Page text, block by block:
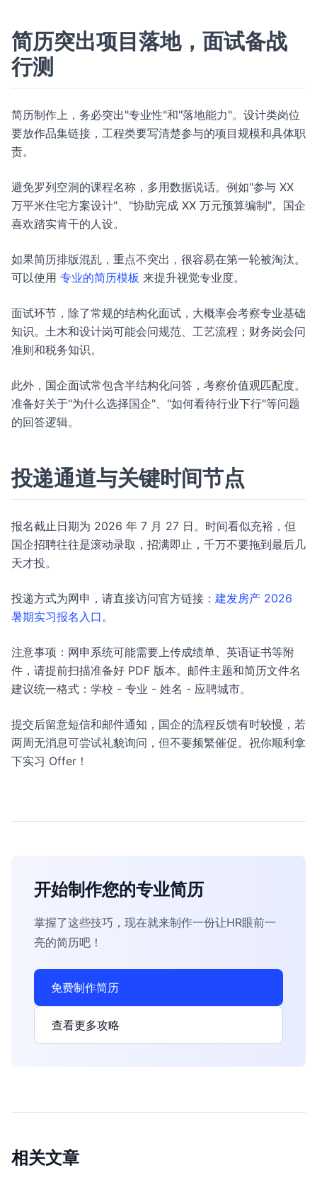
简历突出项目落地，面试备战
行测
简历制作上，务必突出"专业性"和"落地能力"。设计类岗位
要放作品集链接，工程类要写清楚参与的项目规模和具体职
责。
避免罗列空洞的课程名称，多用数据说话。例如"参与 XX
万平米住宅方案设计"、"协助完成 XX 万元预算编制"。国企
喜欢踏实肯干的人设。
如果简历排版混乱，重点不突出，很容易在第一轮被淘汰。
可以使用 专业的简历模板 来提升视觉专业度。
面试环节，除了常规的结构化面试，大概率会考察专业基础
知识。土木和设计岗可能会问规范、工艺流程；财务岗会问
准则和税务知识。
此外，国企面试常包含半结构化问答，考察价值观匹配度。
准备好关于"为什么选择国企"、"如何看待行业下行"等问题
的回答逻辑。
投递通道与关键时间节点
报名截止日期为 2026 年 7 月 27 日。时间看似充裕，但
国企招聘往往是滚动录取，招满即止，千万不要拖到最后几
天才投。
投递方式为网申，请直接访问官方链接： 建发房产 2026
暑期实习报名入口。
注意事项：网申系统可能需要上传成绩单、英语证书等附
件，请提前扫描准备好 PDF 版本。邮件主题和简历文件名
建议统一格式：学校 - 专业 - 姓名 - 应聘城市。
提交后留意短信和邮件通知，国企的流程反馈有时较慢，若
两周无消息可尝试礼貌询问，但不要频繁催促。祝你顺利拿
下实习 Offer！
开始制作您的专业简历
掌握了这些技巧，现在就来制作一份让HR眼前一
亮的简历吧！
免费制作简历
查看更多攻略
相关文章